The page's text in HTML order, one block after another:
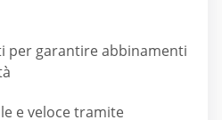
per garantire abbinamenti
e veloce tramite